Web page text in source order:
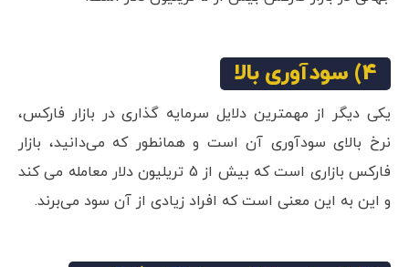
4) سودآوری بالا
یکی دیگر از مهمترین دلایل سرمایه گذاری در بازار فارکس،
نرخ بالای سودآوری آن است و همانطور که می‌دانید، بازار
فارکس بازاری است که بیش از 5 تریلیون دلار معامله می کند
و این به این معنی است که افراد زیادی از آن سود می‌برند.